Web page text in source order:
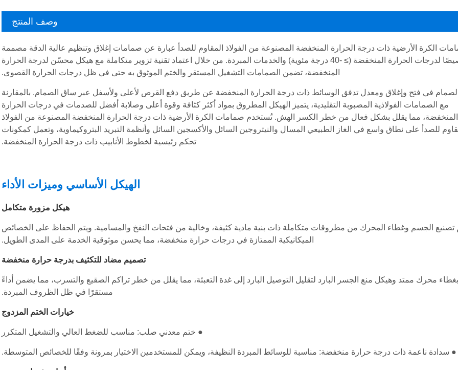
وصف المنتج
الكرة الأرضية ذات درجة الحرارة المنخفضة المصنوعة من الفولاذ المقاوم للصدأ عبارة عن صمامات إغلاق وتنظيم عالية الدقة مصممة
خصيصًا لدرجات الحرارة المنخفضة (≥ -40 درجة مئوية) والخدمات المبردة. من خلال اعتماد تقنية تزوير متكاملة مع هيكل محسّن لدرجة الحرارة
المنخفضة، تضمن الصمامات التشغيل المستقر والختم الموثوق به حتى في ظل درجات الحرارة القصوى.
في فتح وإغلاق ومعدل تدفق الوسائط ذات درجة الحرارة المنخفضة عن طريق دفع القرص لأعلى ولأسفل عبر ساق الصمام. بالمقارنة
مع الصمامات الفولاذية المصبوبة التقليدية، يتميز الهيكل المطروق بمواد أكثر كثافة وقوة أعلى وصلابة أفضل للصدمات في درجات الحرارة
المنخفضة، مما يقلل بشكل فعال من خطر الكسر الهش. تُستخدم صمامات الكرة الأرضية ذات درجة الحرارة المنخفضة المصنوعة من الفولاذ
للصدأ على نطاق واسع في الغاز الطبيعي المسال والنيتروجين السائل والأكسجين السائل وأنظمة التبريد البتروكيماوية، وتعمل كمكونات
تحكم رئيسية لخطوط الأنابيب ذات درجة الحرارة المنخفضة.
الهيكل الأساسي وميزات الأداء
هيكل مزورة متكامل
تصنيع الجسم وغطاء المحرك من مطروقات متكاملة ذات بنية مادية كثيفة، وخالية من فتحات النفخ والمسامية. ويتم الحفاظ على الخصائص
الميكانيكية الممتازة في درجات حرارة منخفضة، مما يحسن موثوقية الخدمة على المدى الطويل.
تصميم مضاد للتكثيف بدرجة حرارة منخفضة
محرك ممتد وهيكل منع الجسر البارد لتقليل التوصيل البارد إلى غدة التعبئة، مما يقلل من خطر تراكم الصقيع والتسرب، مما يضمن أداءً
مستقرًا في ظل الظروف المبردة.
خيارات الختم المزدوج
● ختم معدني صلب: مناسب للضغط العالي والتشغيل المتكرر
● سدادة ناعمة ذات درجة حرارة منخفضة: مناسبة للوسائط المبردة النظيفة، ويمكن للمستخدمين الاختيار بمرونة وفقًا للخصائص المتوسطة.